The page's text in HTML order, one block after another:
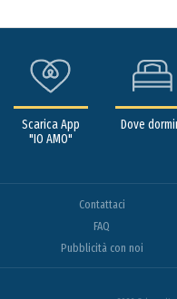
Scarica App
"IO AMO"
Dove
Contattaci
FAQ
Pubblicità con noi